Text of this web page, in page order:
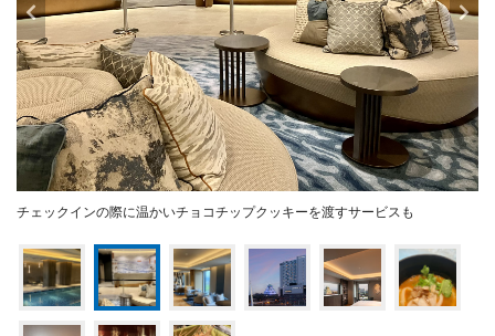
チェックインの際に温かいチョコチップクッキーを渡すサービスも